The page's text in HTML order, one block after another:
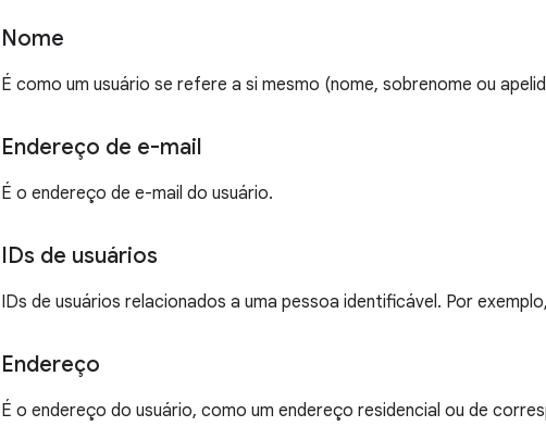
Nome
É como um usuário se refere a si mesmo (nome, sobrenome ou
Endereço de e-mail
É o endereço de e-mail do usuário.
IDs de usuários
IDs de usuários relacionados a uma pessoa identificável. Por
Endereço
É o endereço do usuário, como um endereço residencial ou de